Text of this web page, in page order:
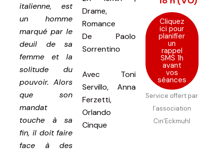
italienne, est
un homme
marqué par le
deuil de sa
femme et la
solitude du
pouvoir. Alors
que son
mandat
touche à sa
fin, il doit faire
face à des
Drame,
Romance
De Paolo
Sorrentino
Avec Toni
Servillo, Anna
Ferzetti,
Orlando
Cinque
Cliquez
ici pour
planifier
un
rappel
SMS 1h
avant
vos
séances
Service offert par
l’association
Cin’Eckmuhl